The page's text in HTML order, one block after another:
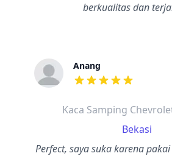
berkualitas dan
Anang
dari ulasan adalah
Kaca Samping
Bekasi
Perfect, saya suka karena